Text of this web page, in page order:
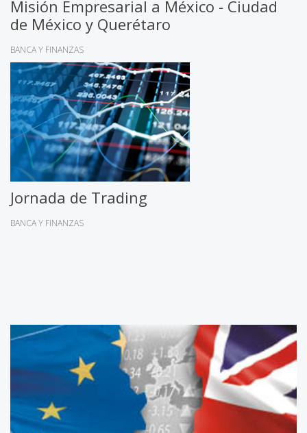
Misión Empresarial a México - Ciudad
de México y Querétaro
BANCA Y FINANZAS
Jornada de Trading
BANCA Y FINANZAS